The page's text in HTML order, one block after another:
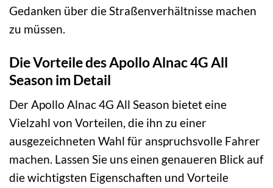
Gedanken über die Straßenverhältnisse machen
zu müssen.
Die Vorteile des Apollo Alnac 4G All
Season im Detail
Der Apollo Alnac 4G All Season bietet eine
Vielzahl von Vorteilen, die ihn zu einer
ausgezeichneten Wahl für anspruchsvolle Fahrer
machen. Lassen Sie uns einen genaueren Blick auf
die wichtigsten Eigenschaften und Vorteile